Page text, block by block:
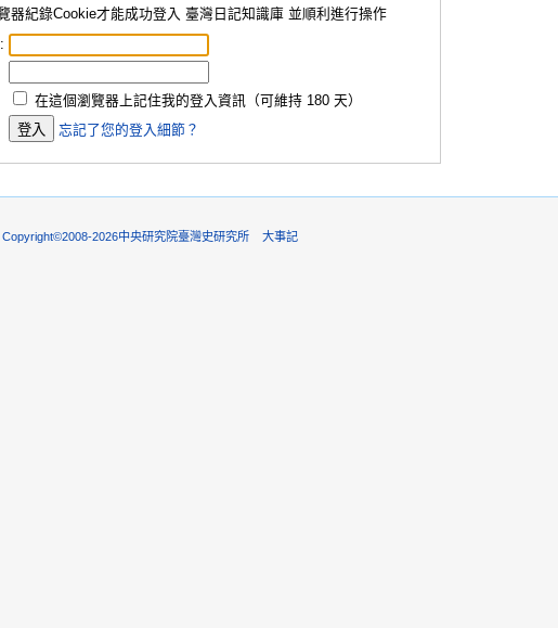
器紀錄Cookie才能成功登入 臺灣日記知識庫 並順利進行操作
在這個瀏覽器上記住我的登入資訊（可維持 180 天）
忘記了您的登入細節？
Copyright©2008-2026中央研究院臺灣史研究所 大事記